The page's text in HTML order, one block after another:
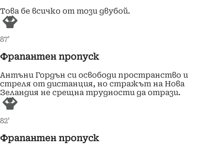
Това бе всичко от този двубой.
87'
Фрапантен пропуск
Антъни Гордън си освободи пространство и
стреля от дистанция, но стражът на Нова
Зеландия не срещна трудности да отрази.
82'
Фрапантен пропуск